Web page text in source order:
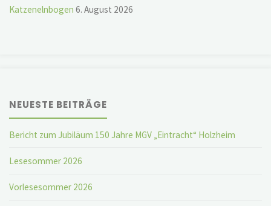
Katzenelnbogen 6. August 2026
NEUESTE BEITRÄGE
Bericht zum Jubiläum 150 Jahre MGV „Eintracht“ Holzheim
Lesesommer 2026
Vorlesesommer 2026